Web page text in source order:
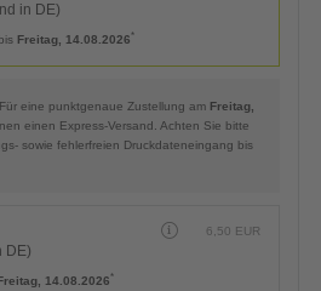
in DE)
Freitag, 14.08.2026*
eine punktgenaue Zustellung am Freitag,
einen Express-Versand. Achten Sie bitte
sowie fehlerfreien Druckdateneingang bis
DE)
6,50 EUR
14.08.2026*